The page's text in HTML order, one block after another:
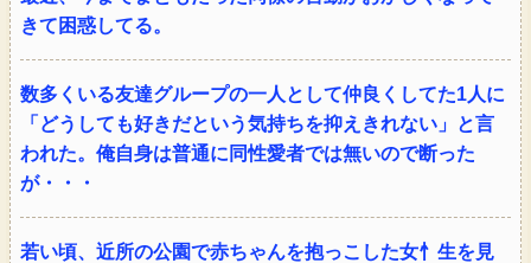
きて困惑してる。
数多くいる友達グループの一人として仲良くしてた1人に
「どうしても好きだという気持ちを抑えきれない」と言
われた。俺自身は普通に同性愛者では無いので断った
が・・・
若い頃、近所の公園で赤ちゃんを抱っこした女忄生を見